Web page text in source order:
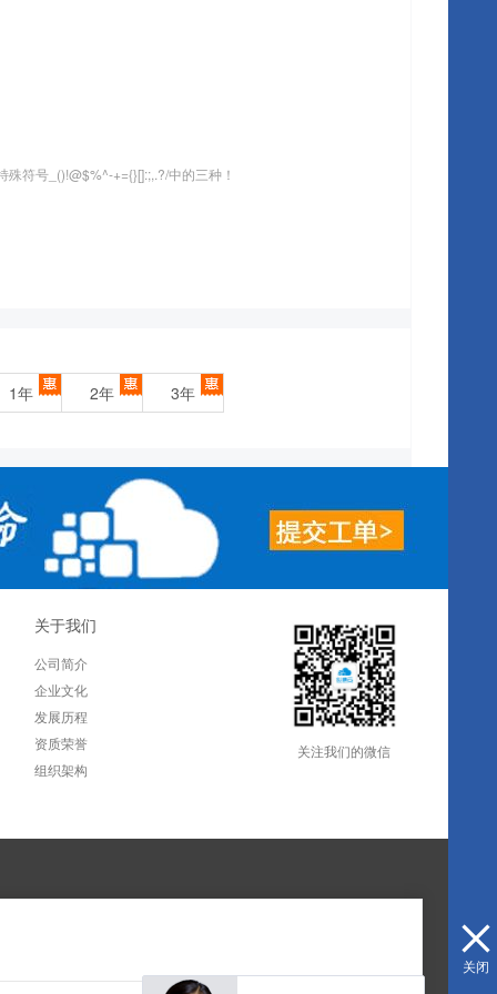
关闭
符号_()!@$%^-+={}[]:;,.?/中的三种！
1年 2年 3年
关于我们
公司简介
企业文化
发展历程
资质荣誉
组织架构
关注我们的微信
服务热线：